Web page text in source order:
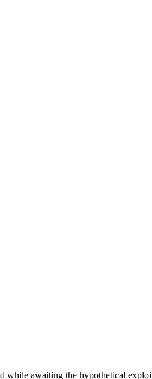
while awaiting the hypothetical